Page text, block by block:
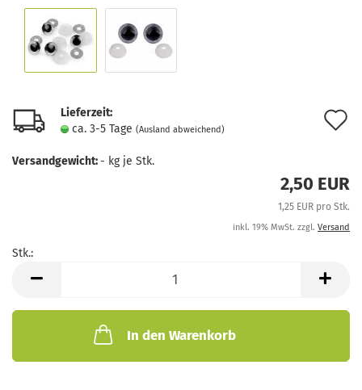
Lieferzeit:
ca. 3-5 Tage (Ausland abweichend)
Versandgewicht:- kg je Stk.
2,50 EUR
1,25 EUR pro Stk.
inkl. 19% MwSt. zzgl. Versand
Stk.:
In den Warenkorb